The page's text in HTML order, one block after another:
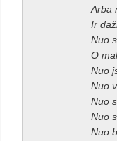
Arba
Ir
Nuo
O
Nuo
Nuo
Nuo
Nuo
Nuo